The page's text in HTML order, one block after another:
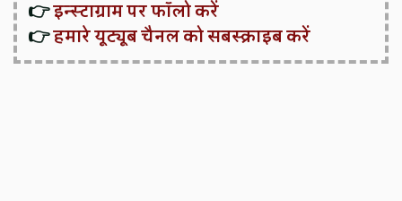
👉इन्स्टाग्राम पर फॉलो करें
👉हमारे यूट्यूब चैनल को सबस्क्राइब करें